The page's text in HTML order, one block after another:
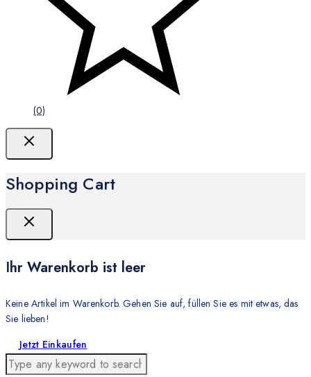
(0)
Shopping Cart
Ihr Warenkorb ist leer
Keine Artikel im Warenkorb. Gehen Sie auf, füllen Sie es mit etwas, das
Sie lieben!
Jetzt Einkaufen